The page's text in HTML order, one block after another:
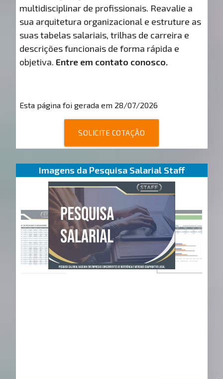
multidisciplinar de profissionais. Reavalie a
sua arquitetura organizacional e estruture as
suas tabelas salariais, trilhas de carreira e
descrições funcionais de forma rápida e
objetiva. Entre em contato conosco.
Esta página foi gerada em 28/07/2026
SOLICITE COTAÇÃO
Imagens da Pesquisa Salarial Staff